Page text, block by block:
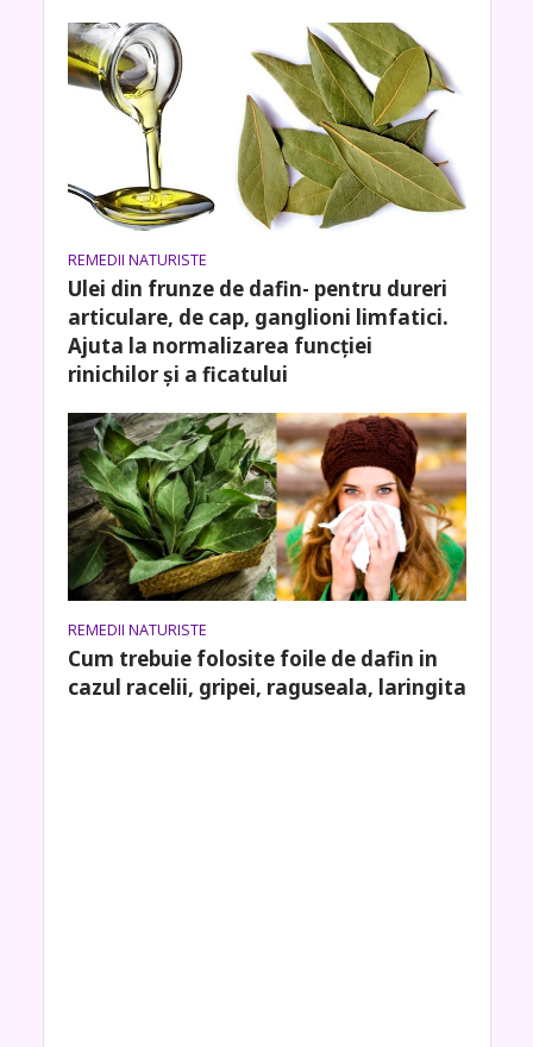
REMEDII NATURISTE
Ulei din frunze de dafin- pentru dureri
articulare, de cap, ganglioni limfatici.
Ajuta la normalizarea funcției
rinichilor și a ficatului
REMEDII NATURISTE
Cum trebuie folosite foile de dafin in
cazul racelii, gripei, raguseala, laringita